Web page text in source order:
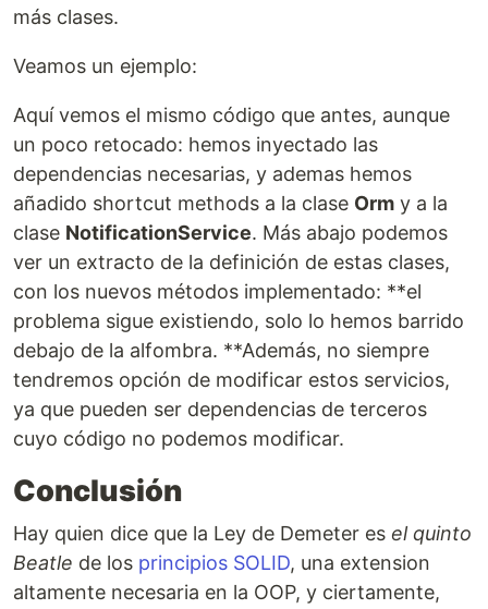
más clases.
Veamos un ejemplo:
Aquí vemos el mismo código que antes, aunque
un poco retocado: hemos inyectado las
dependencias necesarias, y ademas hemos
añadido shortcut methods a la clase Orm y a la
clase NotificationService. Más abajo podemos
ver un extracto de la definición de estas clases,
con los nuevos métodos implementado: **el
problema sigue existiendo, solo lo hemos barrido
debajo de la alfombra. **Además, no siempre
tendremos opción de modificar estos servicios,
ya que pueden ser dependencias de terceros
cuyo código no podemos modificar.
Conclusión
Hay quien dice que la Ley de Demeter es el quinto
Beatle de los principios SOLID, una extension
altamente necesaria en la OOP, y ciertamente,